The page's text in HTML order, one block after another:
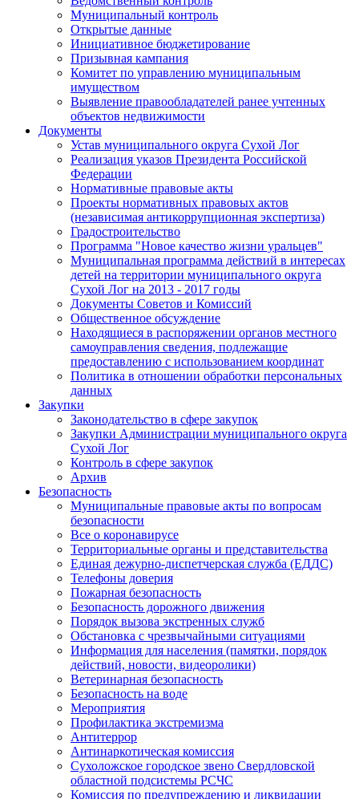
Муниципальный контроль
Открытые данные
Инициативное бюджетирование
Призывная кампания
Комитет по управлению муниципальным
имуществом
Выявление правообладателей ранее учтенных
объектов недвижимости
Документы
Устав муниципального округа Сухой Лог
Реализация указов Президента Российской
Федерации
Нормативные правовые акты
Проекты нормативных правовых актов
(независимая антикоррупционная экспертиза)
Градостроительство
Программа "Новое качество жизни уральцев"
Муниципальная программа действий в интересах
детей на территории муниципального округа
Сухой Лог на 2013 - 2017 годы
Документы Советов и Комиссий
Общественное обсуждение
Находящиеся в распоряжении органов местного
самоуправления сведения, подлежащие
предоставлению с использованием координат
Политика в отношении обработки персональных
данных
Закупки
Законодательство в сфере закупок
Закупки Администрации муниципального округа
Сухой Лог
Контроль в сфере закупок
Архив
Безопасность
Муниципальные правовые акты по вопросам
безопасности
Все о коронавирусе
Территориальные органы и представительства
Единая дежурно-диспетчерская служба (ЕДДС)
Телефоны доверия
Пожарная безопасность
Безопасность дорожного движения
Порядок вызова экстренных служб
Обстановка с чрезвычайными ситуациями
Информация для населения (памятки, порядок
действий, новости, видеоролики)
Ветеринарная безопасность
Безопасность на воде
Мероприятия
Профилактика экстремизма
Антитеррор
Антинаркотическая комиссия
Сухоложское городское звено Свердловской
областной подсистемы РСЧС
Комиссия по предупреждению и ликвидации